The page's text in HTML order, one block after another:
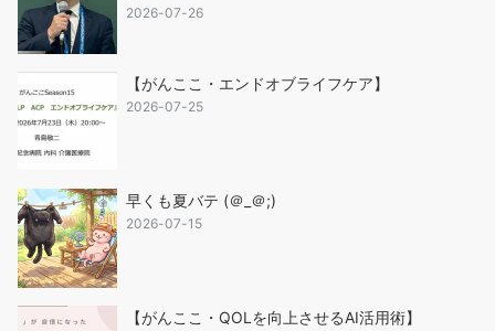
2026-07-26
【がんここ・エンドオブライフケア】
2026-07-25
早くも夏バテ (＠_＠;)
2026-07-15
【がんここ・QOLを向上させるAI活用術】